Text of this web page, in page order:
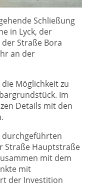
Schließung
in Lyck, der
Straße Bora
an der
Möglichkeit zu
Im
Details mit den
durchgeführten
Straße Hauptstraße
mit dem
mit
der Investition